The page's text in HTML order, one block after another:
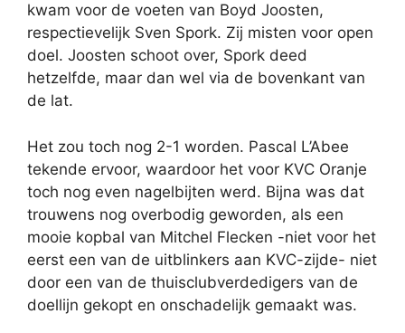
kwam voor de voeten van Boyd Joosten,
respectievelijk Sven Spork. Zij misten voor open
doel. Joosten schoot over, Spork deed
hetzelfde, maar dan wel via de bovenkant van
de lat.
Het zou toch nog 2-1 worden. Pascal L’Abee
tekende ervoor, waardoor het voor KVC Oranje
toch nog even nagelbijten werd. Bijna was dat
trouwens nog overbodig geworden, als een
mooie kopbal van Mitchel Flecken -niet voor het
eerst een van de uitblinkers aan KVC-zijde- niet
door een van de thuisclubverdedigers van de
doellijn gekopt en onschadelijk gemaakt was.